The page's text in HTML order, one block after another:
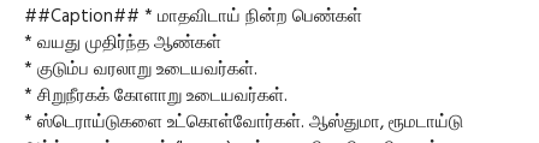
##Caption## * மாதவிடாய் நின்ற பெண்கள்
* வயது முதிர்ந்த ஆண்கள்
* குடும்ப வரலாறு உடையவர்கள்.
* சிறுநீரகக் கோளாறு உடையவர்கள்.
* ஸ்டெராய்டுகளை உட்கொள்வோர்கள். ஆஸ்துமா, ரூமடாய்டு